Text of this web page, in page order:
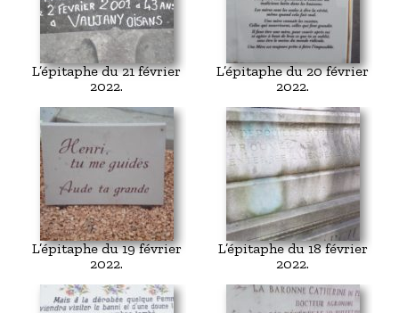
L’épitaphe du 21 février
2022.
L’épitaphe du 20 février
2022.
L’épitaphe du 19 février
2022.
L’épitaphe du 18 février
2022.